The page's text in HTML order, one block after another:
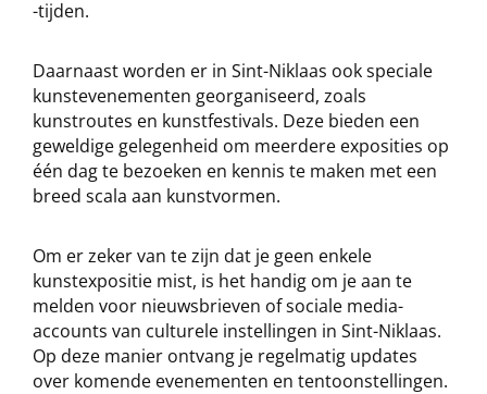
-tijden.
Daarnaast worden er in Sint-Niklaas ook speciale
kunstevenementen georganiseerd, zoals
kunstroutes en kunstfestivals. Deze bieden een
geweldige gelegenheid om meerdere exposities op
één dag te bezoeken en kennis te maken met een
breed scala aan kunstvormen.
Om er zeker van te zijn dat je geen enkele
kunstexpositie mist, is het handig om je aan te
melden voor nieuwsbrieven of sociale media-
accounts van culturele instellingen in Sint-Niklaas.
Op deze manier ontvang je regelmatig updates
over komende evenementen en tentoonstellingen.